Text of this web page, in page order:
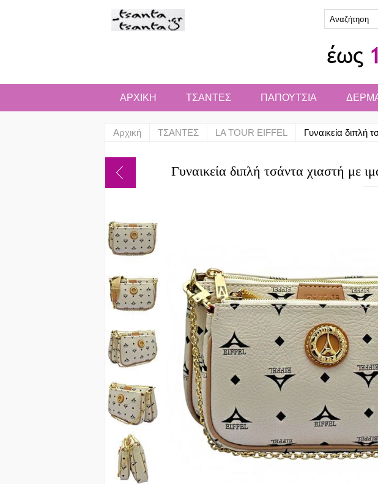
ΑΡΧΙΚΗ ΤΣΑΝΤΕΣ ΠΑΠΟΥΤΣΙΑ
Αρχική ΤΣΑΝΤΕΣ LA TOUR EIFFEL Γυναικεία διπλή
Γυναικεία διπλή τσάντα χιαστή με